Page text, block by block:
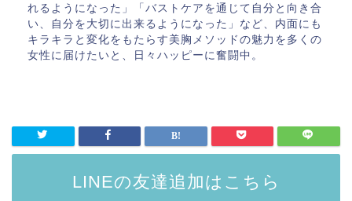
れるようになった」「バストケアを通じて自分と向き合
い、自分を大切に出来るようになった」など、内面にも
キラキラと変化をもたらす美胸メソッドの魅力を多くの
女性に届けたいと、日々ハッピーに奮闘中。
LINEの友達追加はこちら